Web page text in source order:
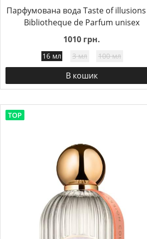
Парфумована вода Taste of
Bibliotheque de Parfum unisex
1010 грн.
16 мл 3 мл 100 мл
В кошик
TOP